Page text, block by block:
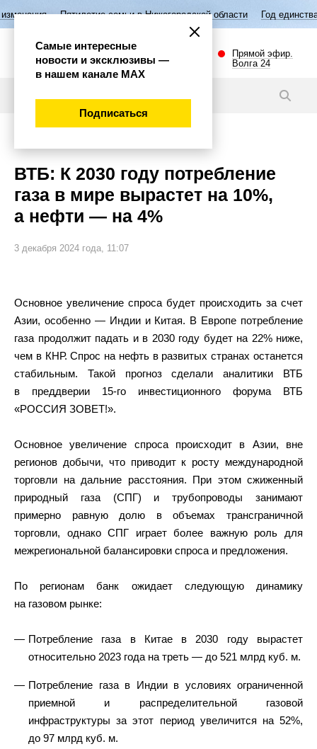
Пятилетие семьи в Нижегородской области Год единства народов
Прямой эфир.
Волга 24
ВТБ: К 2030 году потребление
газа в мире вырастет на 10%,
а нефти — на 4%
3 декабря 2024 года, 11:07
Основное увеличение спроса будет происходить за счет
Азии, особенно — Индии и Китая. В Европе потребление
газа продолжит падать и в 2030 году будет на 22% ниже,
чем в КНР. Спрос на нефть в развитых странах останется
стабильным. Такой прогноз сделали аналитики ВТБ
в преддверии 15-го инвестиционного форума ВТБ
«РОССИЯ ЗОВЕТ!».
Основное увеличение спроса происходит в Азии, вне
регионов добычи, что приводит к росту международной
торговли на дальние расстояния. При этом сжиженный
природный газа (СПГ) и трубопроводы занимают
примерно равную долю в объемах трансграничной
торговли, однако СПГ играет более важную роль для
межрегиональной балансировки спроса и предложения.
По регионам банк ожидает следующую динамику
на газовом рынке:
Потребление газа в Китае в 2030 году вырастет
относительно 2023 года на треть — до 521 млрд куб. м.
Потребление газа в Индии в условиях ограниченной
приемной и распределительной газовой
инфраструктуры за этот период увеличится на 52%,
до 97 млрд куб. м.
Самые интересные
новости и эксклюзивы —
в нашем канале МАХ
Подписаться